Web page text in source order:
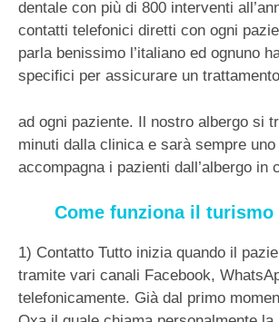
dentale con più di 800 interventi
contatti telefonici diretti con ogni
parla benissimo l’italiano ed ognuno
specifici per assicurare un
ad ogni paziente. Il nostro albergo si
minuti dalla clinica e sarà sempre
accompagna i pazienti dall’albergo in
Come funziona il turismo
1) Contatto Tutto inizia quando il
tramite vari canali Facebook,
telefonicamente. Già dal primo